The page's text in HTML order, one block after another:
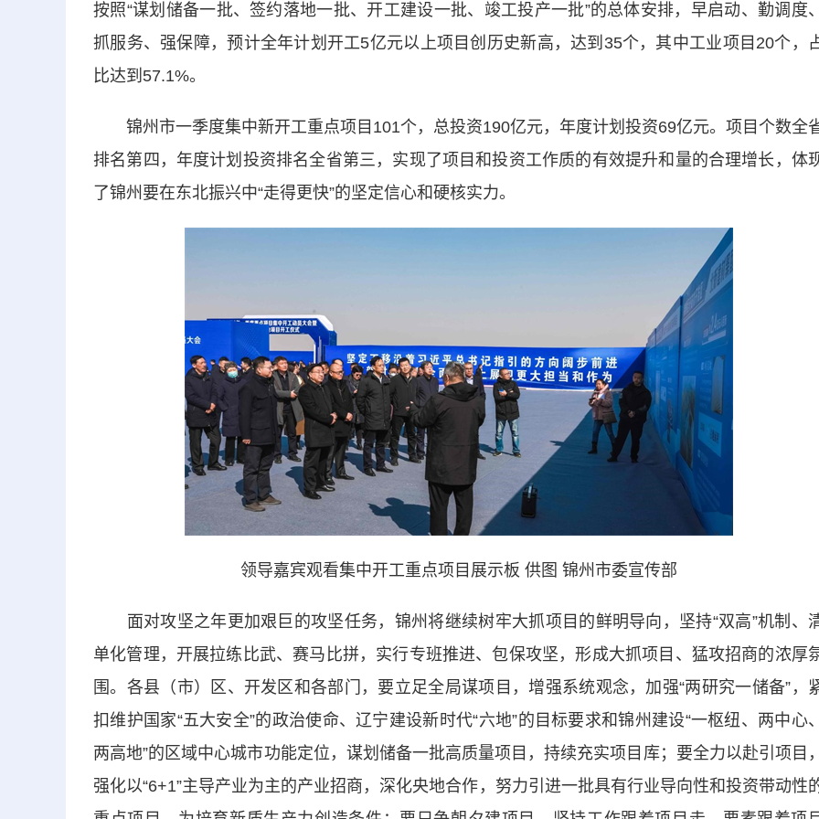
按照“谋划储备一批、签约落地一批、开工建设一批、竣工投产一批”的总体安排，早启动、勤调度、
抓服务、强保障，预计全年计划开工5亿元以上项目创历史新高，达到35个，其中工业项目20个，
比达到57.1%。
锦州市一季度集中新开工重点项目101个，总投资190亿元，年度计划投资69亿元。项目个数全
排名第四，年度计划投资排名全省第三，实现了项目和投资工作质的有效提升和量的合理增长，体
了锦州要在东北振兴中“走得更快”的坚定信心和硬核实力。
领导嘉宾观看集中开工重点项目展示板 供图 锦州市委宣传部
面对攻坚之年更加艰巨的攻坚任务，锦州将继续树牢大抓项目的鲜明导向，坚持“双高”机制、
单化管理，开展拉练比武、赛马比拼，实行专班推进、包保攻坚，形成大抓项目、猛攻招商的浓厚
围。各县（市）区、开发区和各部门，要立足全局谋项目，增强系统观念，加强“两研究一储备”，
扣维护国家“五大安全”的政治使命、辽宁建设新时代“六地”的目标要求和锦州建设“一枢纽、两中心、
两高地”的区域中心城市功能定位，谋划储备一批高质量项目，持续充实项目库；要全力以赴引项目，
强化以“6+1”主导产业为主的产业招商，深化央地合作，努力引进一批具有行业导向性和投资带动性